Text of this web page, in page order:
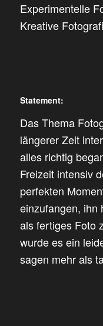
Experimentelle
Kreative
Statement:
Das Thema
längerer Zeit
alles richtig
Freizeit intensiv
perfekten
einzufangen, ihn
als fertiges Foto
wurde es ein
sagen mehr als